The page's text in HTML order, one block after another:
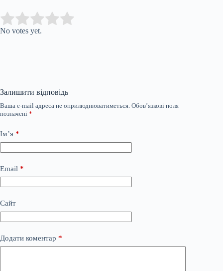
Rate this item:
No votes yet.
Залишити відповідь
Ваша e-mail адреса не оприлюднюватиметься. Обов’язкові поля
позначені *
Ім’я *
Email *
Сайт
Додати коментар *